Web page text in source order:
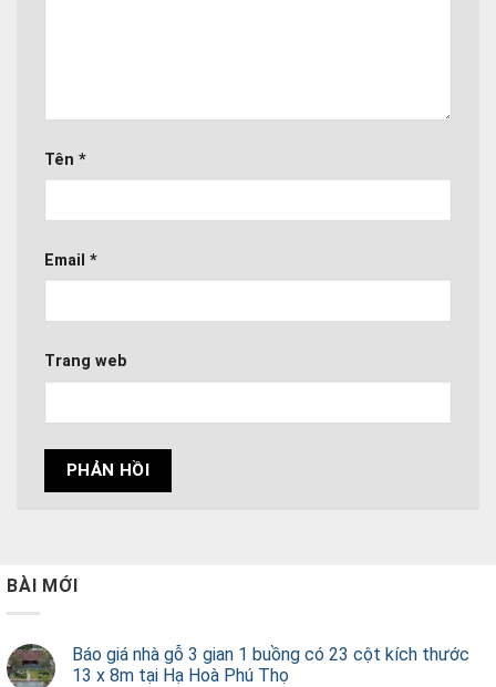
Tên *
Email *
Trang web
BÀI MỚI
Báo giá nhà gỗ 3 gian 1 buồng có 23 cột kích thước
13 x 8m tại Hạ Hoà Phú Thọ